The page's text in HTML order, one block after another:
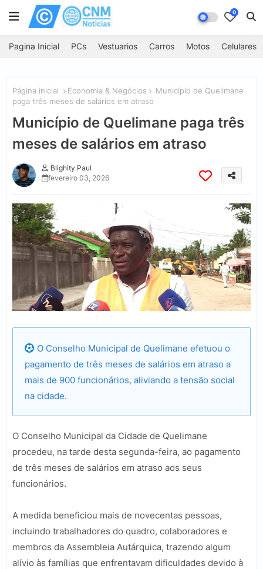
0
Pagina Inicial PCs Vestuarios Carros Motos Celulares
Página inicial Economia & Negócios
Município de Quelimane
paga três meses de salários em atraso
Município de Quelimane paga três
meses de salários em atraso
Blighity Paul
fevereiro 03, 2026
O Conselho Municipal de Quelimane efetuou o
pagamento de três meses de salários em atraso a
mais de 900 funcionários, aliviando a tensão social
na cidade.
O Conselho Municipal da Cidade de Quelimane
procedeu, na tarde desta segunda-feira, ao pagamento
de três meses de salários em atraso aos seus
funcionários.
A medida beneficiou mais de novecentas pessoas,
incluindo trabalhadores do quadro, colaboradores e
membros da Assembleia Autárquica, trazendo algum
alívio às famílias que enfrentavam dificuldades devido à